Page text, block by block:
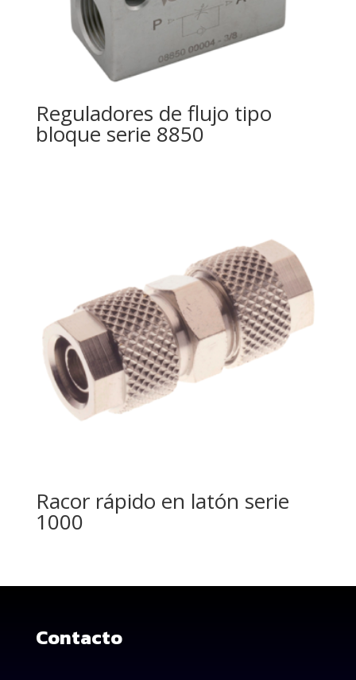
Reguladores de flujo tipo
bloque serie 8850
Racor rápido en latón serie
1000
Contacto